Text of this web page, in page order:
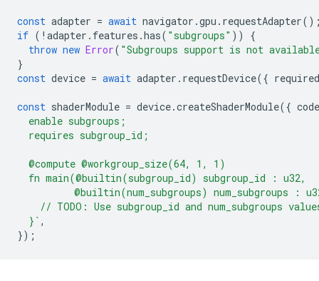
const adapter = await navigator .gpu . requestAdapter
if ( ! adapter . features .has( "subgroups" ))
{
throw new Error( "Subgroups support is not
}
const device = await adapter . requestDevice({
const shaderModule = device.createShaderModule({ code
  enable subgroups;
  requires subgroup_id;
  @compute @workgroup_size(64, 1, 1)
  fn main(@builtin(subgroup_id) subgroup_id : u32,
@builtin(num_subgroups) num_subgroups :
// TODO: Use subgroup_id and num_subgroups
  }`
,
});